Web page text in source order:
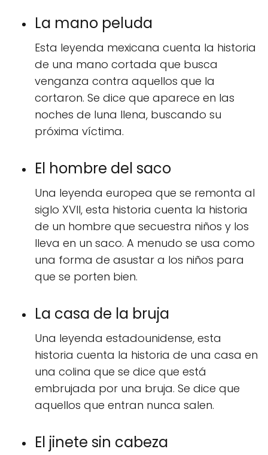
La mano peluda
Esta leyenda mexicana cuenta la historia
de una mano cortada que busca
venganza contra aquellos que la
cortaron. Se dice que aparece en las
noches de luna llena, buscando su
próxima víctima.
El hombre del saco
Una leyenda europea que se remonta al
siglo XVII, esta historia cuenta la historia
de un hombre que secuestra niños y los
lleva en un saco. A menudo se usa como
una forma de asustar a los niños para
que se porten bien.
La casa de la bruja
Una leyenda estadounidense, esta
historia cuenta la historia de una casa en
una colina que se dice que está
embrujada por una bruja. Se dice que
aquellos que entran nunca salen.
El jinete sin cabeza